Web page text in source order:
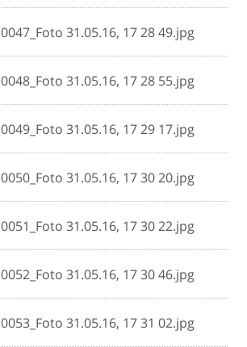
0047_Foto 31.05.16, 17 28 49.jpg
0048_Foto 31.05.16, 17 28 55.jpg
0049_Foto 31.05.16, 17 29 17.jpg
0050_Foto 31.05.16, 17 30 20.jpg
0051_Foto 31.05.16, 17 30 22.jpg
0052_Foto 31.05.16, 17 30 46.jpg
0053_Foto 31.05.16, 17 31 02.jpg